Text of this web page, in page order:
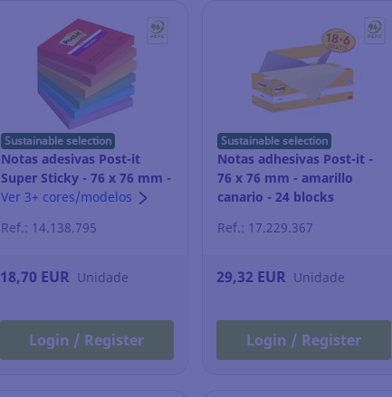
Sustainable selection
Notas adesivas Post-it
Super Sticky - 76 x 76 mm -
playful - 6 blocos
Ver 3+ cores/modelos
Ref.: 14.138.795
18,70 EUR Unidade
Login / Register
Sustainable selection
Notas adhesivas Post-it -
76 x 76 mm - amarillo
canario - 24 blocks
Ref.: 17.229.367
29,32 EUR Unidade
Login / Register